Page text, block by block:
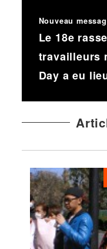
Nouveau
Le 18e
travailleurs
Day a eu